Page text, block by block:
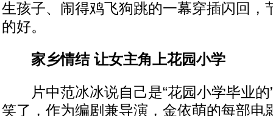
生孩子、闹得鸡飞狗跳的一幕穿插闪回，
的好。
家乡情结 让女主角上花园小学
片中范冰冰说自己是“花园小学毕业的
笑了，作为编剧兼导演，金依萌的每部电